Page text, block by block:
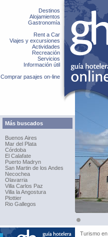
Destinos
Alojamientos
Gastronomía
Rent a Car
Viajes y excursiones
Actividades
Recreación
Servicios
Información útil
Comprar pasajes on-line
Más buscados
Buenos Aires
Mar del Plata
Córdoba
El Calafate
Puerto Madryn
San Martin de los Andes
Necochea
Olavarria
Villa Carlos Paz
Villa la Angostura
Plottier
Rio Gallegos
Turismo en